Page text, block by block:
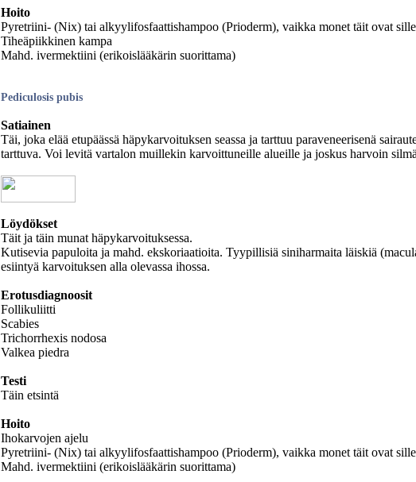
Hoito
Pyretriini- (Nix) tai alkyylifosfaattishampoo (Prioderm), vaikka monet täit ovat sille
Tiheäpiikkinen kampa
Mahd. ivermektiini (erikoislääkärin suorittama)
Pediculosis pubis
Satiainen
Täi, joka elää etupäässä häpykarvoituksen seassa ja tarttuu paraveneerisenä
tarttuva. Voi levitä vartalon muillekin karvoittuneille alueille ja joskus harvoin
Löydökset
Täit ja täin munat häpykarvoituksessa.
Kutisevia papuloita ja mahd. ekskoriaatioita. Tyypillisiä siniharmaita läiskiä
esiintyä karvoituksen alla olevassa ihossa.
Erotusdiagnoosit
Follikuliitti
Scabies
Trichorrhexis nodosa
Valkea piedra
Testi
Täin etsintä
Hoito
Ihokarvojen ajelu
Pyretriini- (Nix) tai alkyylifosfaattishampoo (Prioderm), vaikka monet täit ovat sille
Mahd. ivermektiini (erikoislääkärin suorittama)